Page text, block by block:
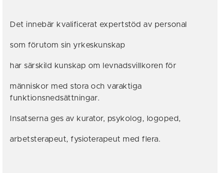
Det innebär kvalificerat expertstöd av personal
som förutom sin yrkeskunskap
har särskild kunskap om levnadsvillkoren för
människor med stora och varaktiga
funktionsnedsättningar.
Insatserna ges av kurator, psykolog, logoped,
arbetsterapeut, fysioterapeut med flera.